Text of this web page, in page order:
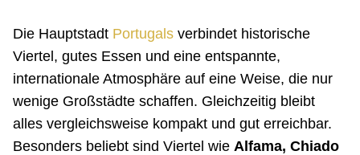
Die Hauptstadt Portugals verbindet historische
Viertel, gutes Essen und eine entspannte,
internationale Atmosphäre auf eine Weise, die nur
wenige Großstädte schaffen. Gleichzeitig bleibt
alles vergleichsweise kompakt und gut erreichbar.
Besonders beliebt sind Viertel wie Alfama, Chiado